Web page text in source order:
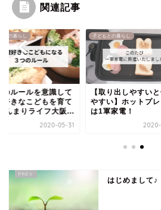
関連記事
ルを意識して
こどもを育て
ライフ大阪...
2020-05-31
子どもとの暮らし
【取り出しやすいと使い
やすい】ホットプレート
は1軍家電！
2020-05-10
はじめまして♪